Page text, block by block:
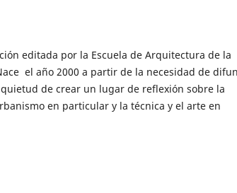
editada por la Escuela de Arquitectura de la
el año 2000 a partir de la necesidad de
de crear un lugar de reflexión sobre la
en particular y la técnica y el arte en